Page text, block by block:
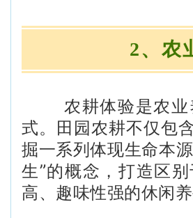
2、农
农耕体验是农
式。田园农耕不仅包
掘一系列体现生命本
生”的概念，打造区
高、趣味性强的休闲